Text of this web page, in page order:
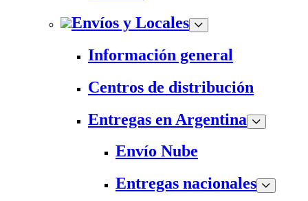
Envíos y Locales
Información general
Centros de distribución
Entregas en Argentina
Envío Nube
Entregas nacionales